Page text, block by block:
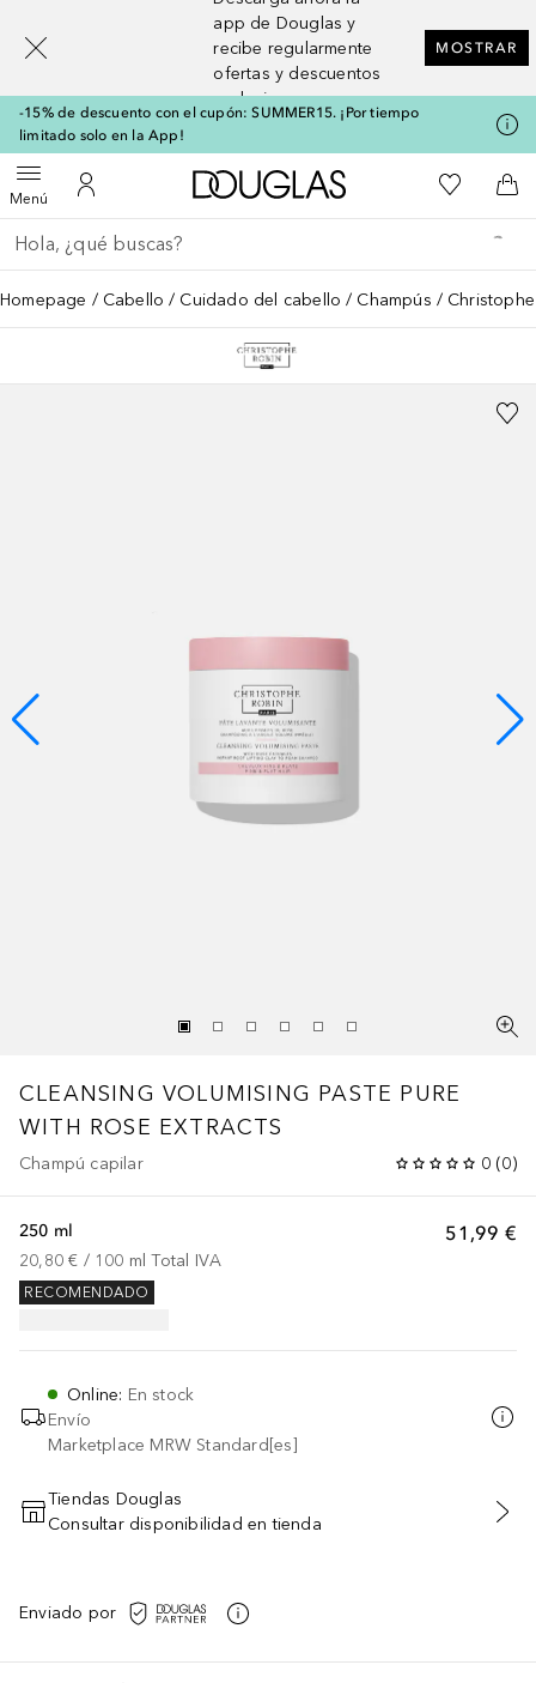
app de Douglas y
recibe regularmente
ofertas y descuentos
exclusivos
MOSTRAR
-15% de descuento con el cupón: SUMMER15. ¡Por tiempo
limitado solo en la App!
MenúAbrir menúMi cuenta
A Douglas HomeMi lista de
A
Regresar
Ejecutar búsqueda
Homepage Cabello Cuidado del cabello Champús
CLEANSING VOLUMISING PASTE PURE
WITH ROSE EXTRACTS
Champú capilar 0 (0)
51,99 €
250 ml
20,80 € / 100 ml Total IVA
RECOMENDADO
Online: En stock
Envío
Marketplace MRW Standard[es]
AÑADIR AL CARRITO
Tiendas Douglas
Consultar disponibilidad en tienda
Enviado por
[navigation.slideout.screenreader]